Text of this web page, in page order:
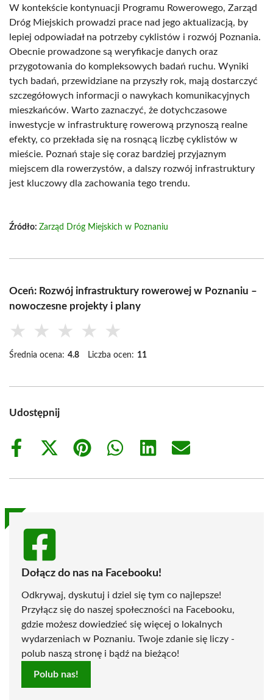
W kontekście kontynuacji Programu Rowerowego, Zarząd
Dróg Miejskich prowadzi prace nad jego aktualizacją, by
lepiej odpowiadał na potrzeby cyklistów i rozwój Poznania.
Obecnie prowadzone są weryfikacje danych oraz
przygotowania do kompleksowych badań ruchu. Wyniki
tych badań, przewidziane na przyszły rok, mają dostarczyć
szczegółowych informacji o nawykach komunikacyjnych
mieszkańców. Warto zaznaczyć, że dotychczasowe
inwestycje w infrastrukturę rowerową przynoszą realne
efekty, co przekłada się na rosnącą liczbę cyklistów w
mieście. Poznań staje się coraz bardziej przyjaznym
miejscem dla rowerzystów, a dalszy rozwój infrastruktury
jest kluczowy dla zachowania tego trendu.
Źródło: Zarząd Dróg Miejskich w Poznaniu
Oceń: Rozwój infrastruktury rowerowej w Poznaniu –
nowoczesne projekty i plany
★ ★ ★ ★ ★
Średnia ocena: 4.8 Liczba ocen: 11
Udostępnij
Share
Share
(Twitter)
Share
Share
Share
Share
Dołącz do nas na Facebooku!
Odkrywaj, dyskutuj i dziel się tym co najlepsze!
Przyłącz się do naszej społeczności na Facebooku,
gdzie możesz dowiedzieć się więcej o lokalnych
wydarzeniach w Poznaniu. Twoje zdanie się liczy -
polub naszą stronę i bądź na bieżąco!
Polub nas!